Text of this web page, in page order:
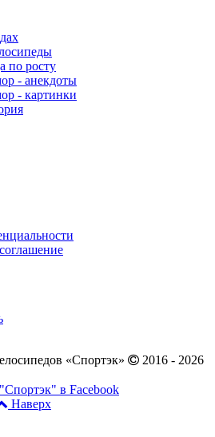
по росту
- анекдоты
- картинки
«Спортэк»
2016 - 2026
Наверх